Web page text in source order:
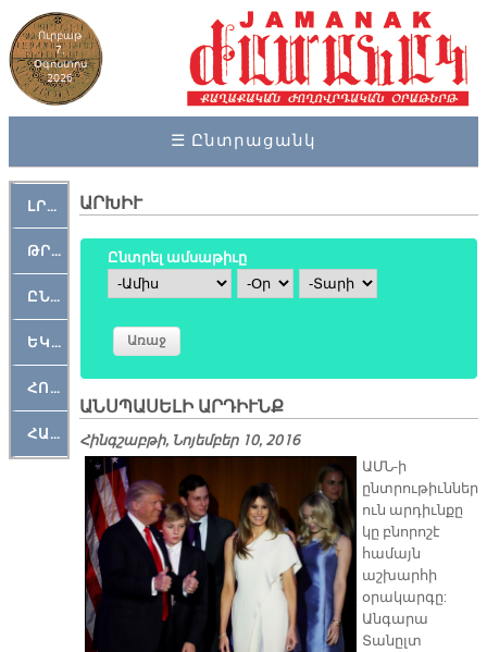
Ուրբաթ
7,
Օգոստոս
2026
☰ Ընտրացանկ
ԼՐԱՀՈՍ
ԹՐՔԱՀԱՅ ԿԵԱՆՔ
ԸՆԿԵՐԱՄՇԱԿՈՒԹԱՅԻՆ
ԵԿԵՂԵՑԱԿԱՆ
ՀՈԳԵՄՏԱՒՈՐ
ՀԱՐԹԱԿ
ԱՐԽԻՒ
Ընտրել ամսաթիւը
Ամիս
Օր Տարի
ԱՆՍՊԱՍԵԼԻ ԱՐԴԻՒՆՔ
Հինգշաբթի, Նոյեմբեր 10, 2016
ԱՄՆ-ի
ընտրութիւններ
ուն արդիւնքը
կը բնորոշէ
համայն
աշխարհի
օրակարգը:
Անգարա
Տանըլտ